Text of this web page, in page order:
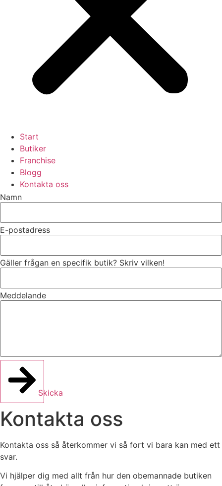
Start
Butiker
Franchise
Blogg
Kontakta oss
Namn
E-postadress
Gäller frågan en specifik butik? Skriv vilken!
Meddelande
Skicka
Kontakta oss
Kontakta oss så återkommer vi så fort vi bara kan med ett
svar.
Vi hjälper dig med allt från hur den obemannade butiken